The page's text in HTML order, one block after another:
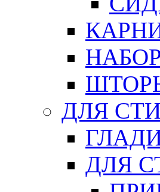
ДЛЯ
ДЛЯ